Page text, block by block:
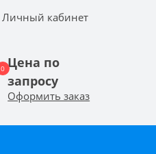
Личный кабинет
0 Цена по
запросу
Оформить заказ